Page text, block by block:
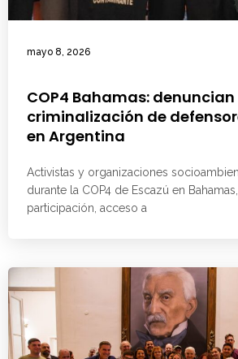
mayo 8, 2026
COP4 Bahamas: denuncian
criminalización de
en Argentina
Activistas y organizaciones
durante la COP4 de Escazú en
participación, acceso a